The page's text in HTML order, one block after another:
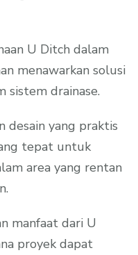
U Ditch dalam
menawarkan solusi
sistem drainase.
desain yang praktis
tepat untuk
area yang rentan
manfaat dari U
proyek dapat